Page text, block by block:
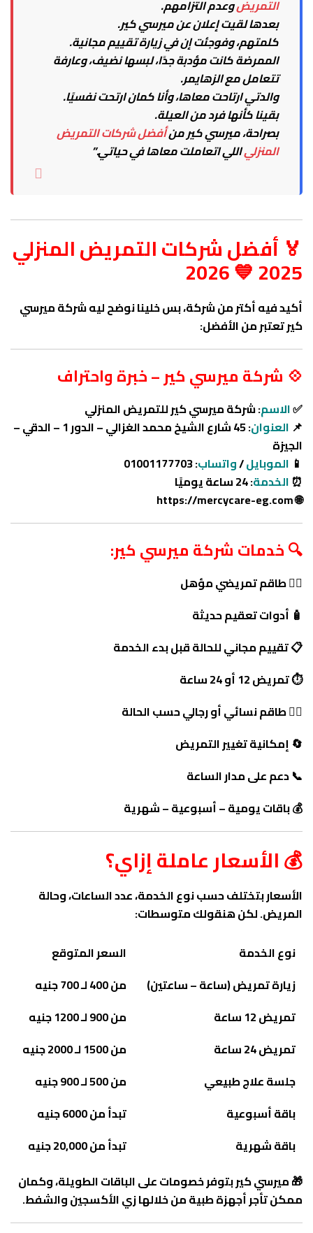
التمريضوعدم التزامهم.
بعدها لقيت إعلان عن ميرسي كير.
كلمتهم، وفوجئت إن في زيارة تقييم مجانية.
الممرضة كانت مؤدبة جدًا، لبسها نضيف، وعارفة
تتعامل مع الزهايمر.
والدتي ارتاحت معاها، وأنا كمان ارتحت نفسيًا.
بقينا كأنها فرد من العيلة.
بصراحة، ميرسي كير منأفضل شركات التمريض
المنزلياللي اتعاملت معاها في حياتي.”
🏅 أفضل شركات التمريض المنزلي
2025 💙 2026
أكيد فيه أكتر من شركة، بس خلينا نوضح ليه شركة ميرسي
كير تعتبر من الأفضل:
💠 شركة ميرسي كير – خبرة واحتراف
✅الاسم: شركة ميرسي كير للتمريض المنزلي
📌 العنوان
: 45 شارع الشيخ محمد الغزالي – الدور 1 – الدقي –
الجيزة
📱 الموبايل/واتساب: 01001177703
⏰ الخدمة: 24 ساعة يوميًا
🌐
https://mercycare-eg.com
🔍 خدمات شركة ميرسي كير:
👨‍⚕️ طاقم تمريضي مؤهل
🧴 أدوات تعقيم حديثة
📋 تقييم مجاني للحالة قبل بدء الخدمة
⏱️ تمريض 12 أو 24 ساعة
👩‍⚕️ طاقم نسائي أو رجالي حسب الحالة
🔄 إمكانية تغيير التمريض
📞 دعم على مدار الساعة
💰 باقات يومية – أسبوعية – شهرية
💰 الأسعار عاملة إزاي؟
الأسعار بتختلف حسب نوع الخدمة، عدد الساعات، وحالة
المريض. لكن هنقولك متوسطات:
نوع الخدمة
السعر المتوقع
زيارة تمريض (ساعة – ساعتين)
من 400 لـ 700 جنيه
تمريض 12 ساعة
من 900 لـ 1200 جنيه
تمريض 24 ساعة
من 1500 لـ 2000 جنيه
جلسة علاج طبيعي
من 500 لـ 900 جنيه
باقة أسبوعية
تبدأ من 6000 جنيه
باقة شهرية
تبدأ من 20,000 جنيه
🎁 ميرسي كير بتوفر خصومات على الباقات الطويلة، وكمان
ممكن تأجر أجهزة طبية من خلالها زي الأكسجين والشفط.